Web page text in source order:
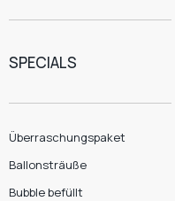
SPECIALS
Überraschungspaket
Ballonsträuße
Bubble befüllt